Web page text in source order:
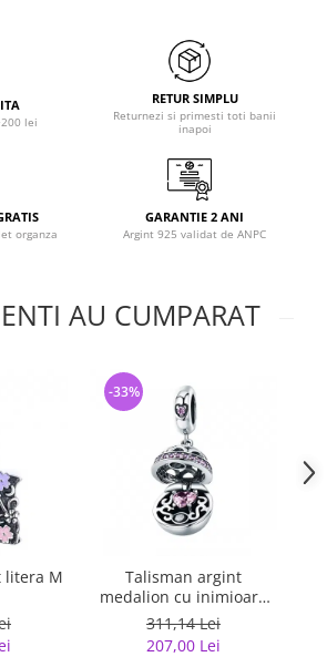
lei
RETUR SIMPLU
Returnezi si primesti toti banii
inapoi
organza
GARANTIE 2 ANI
Argint 925 validat de ANPC
AU CUMPARAT
litera M
Talisman argint
medalion cu inimioara
roz
311,14 Lei
207,00 Lei
-33%